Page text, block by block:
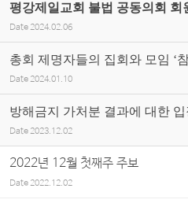
평강제일교회 불법 공동의회 회
Date 2024.02.06
총회 제명자들의 집회와 모임 ‘
Date 2024.01.10
방해금지 가처분 결과에 대한 입
Date 2023.12.02
2022년 12월 첫째주 주보
Date2022.12.02